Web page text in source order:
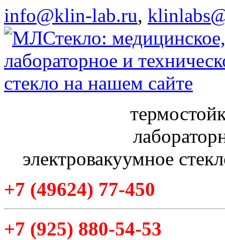
info@klin-lab.ru,
электровакуумное
+7 (49624) 77-450
+7 (925) 880-54-53